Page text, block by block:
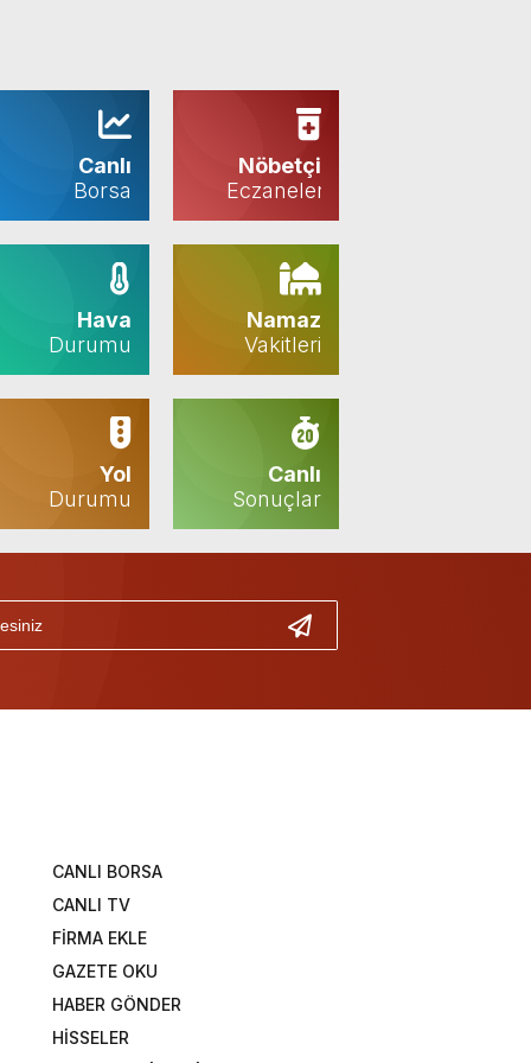
Canlı
Borsa
Nöbetçi
Eczaneler
Hava
Durumu
Namaz
Vakitleri
Yol
Durumu
Canlı
Sonuçlar
CANLI BORSA
CANLI TV
FİRMA EKLE
GAZETE OKU
HABER GÖNDER
HİSSELER